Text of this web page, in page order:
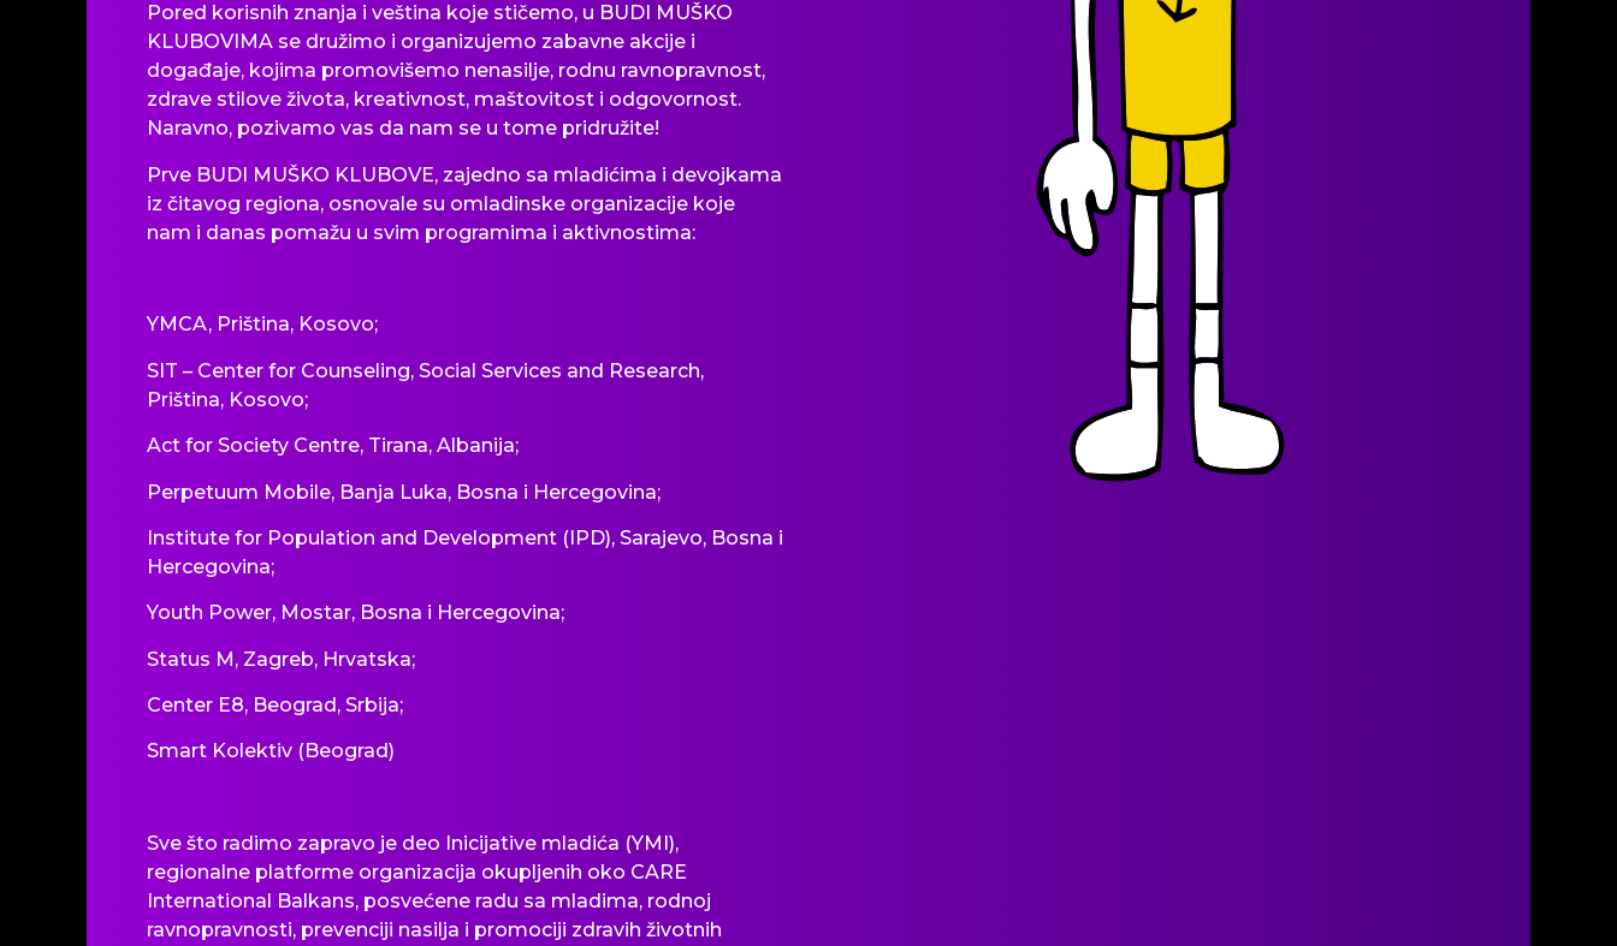
Pored korisnih znanja i veština koje stičemo, u BUDI MUŠKO
KLUBOVIMA se družimo i organizujemo zabavne akcije i
događaje, kojima promovišemo nenasilje, rodnu ravnopravnost,
zdrave stilove života, kreativnost, maštovitost i odgovornost.
Naravno, pozivamo vas da nam se u tome pridružite!
Prve BUDI MUŠKO KLUBOVE, zajedno sa mladićima i devojkama
iz čitavog regiona, osnovale su omladinske organizacije koje
nam i danas pomažu u svim programima i aktivnostima:
YMCA, Priština, Kosovo;
SIT – Center for Counseling, Social Services and Research,
Priština, Kosovo;
Act for Society Centre, Tirana, Albanija;
Perpetuum Mobile, Banja Luka, Bosna i Hercegovina;
Institute for Population and Development (IPD), Sarajevo, Bosna i
Hercegovina;
Youth Power, Mostar, Bosna i Hercegovina;
Status M, Zagreb, Hrvatska;
Center E8, Beograd, Srbija;
Smart Kolektiv (Beograd)
Sve što radimo zapravo je deo Inicijative mladića (YMI),
regionalne platforme organizacija okupljenih oko CARE
International Balkans, posvećene radu sa mladima, rodnoj
ravnopravnosti, prevenciji nasilja i promociji zdravih životnih